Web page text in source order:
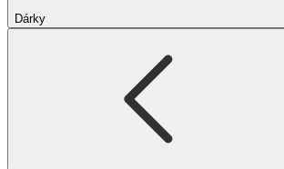
Dárky